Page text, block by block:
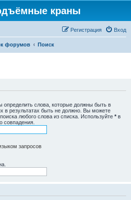
краны
Вход
Регистрация
форумов Поиск
определить слова, которые должны быть в
в результатах быть не должно. Вы можете
любого слова из списка. Используйте * в
совпадения.
запросов